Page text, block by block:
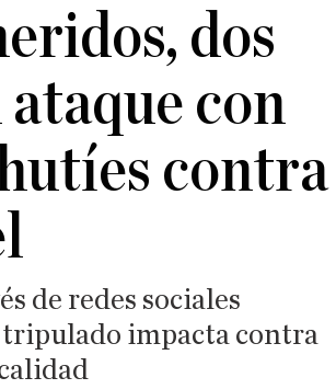
dos
ataque con
contra
de redes sociales
impacta contra